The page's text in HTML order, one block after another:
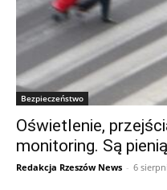
Bezpieczeństwo
Oświetlenie,
monitoring. Są
Redakcja Rzeszów News - 6